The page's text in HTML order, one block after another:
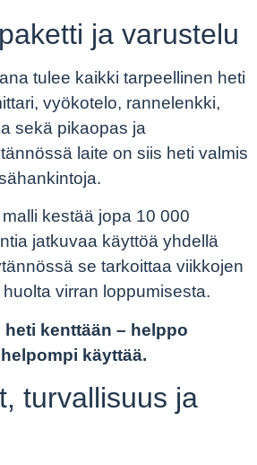
ja varustelu
tulee kaikki tarpeellinen heti
vyökotelo, rannelenkki,
sekä pikaopas ja
laite on siis heti valmis
kestää jopa 10 000
jatkuvaa käyttöä yhdellä
se tarkoittaa viikkojen
virran loppumisesta.
heti kenttään – helppo
käyttää.
turvallisuus ja